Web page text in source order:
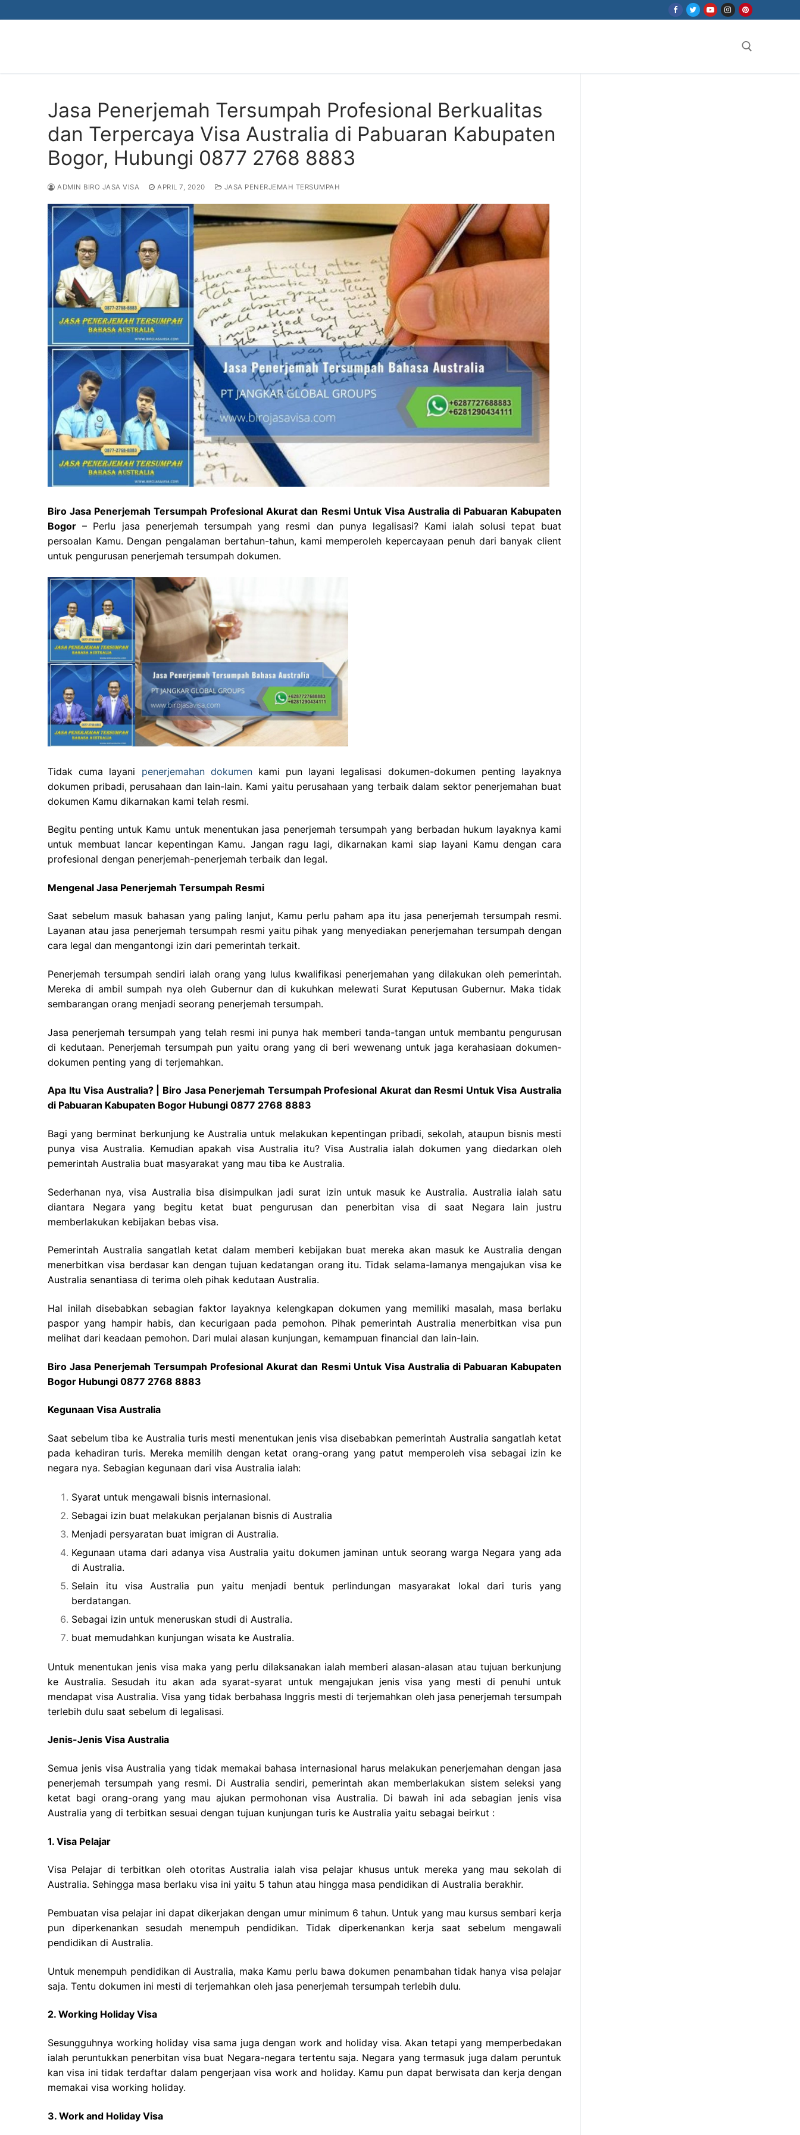
to
Jasa Penerjemah Tersumpah Profesional Berkualitas
dan Terpercaya Visa Australia di Pabuaran Kabupaten
Bogor, Hubungi 0877 2768 8883
ADMIN BIRO JASA VISA APRIL 7, 2020 JASA PENERJEMAH TERSUMPAH
Biro Jasa Penerjemah Tersumpah Profesional Akurat dan Resmi Untuk Visa Australia di Pabuaran Kabupaten
Bogor – Perlu jasa penerjemah tersumpah yang resmi dan punya legalisasi? Kami ialah solusi tepat buat
persoalan Kamu. Dengan pengalaman bertahun-tahun, kami memperoleh kepercayaan penuh dari banyak client
untuk pengurusan penerjemah tersumpah dokumen.
Tidak cuma layani penerjemahan dokumenkami pun layani legalisasi dokumen-dokumen penting layaknya
dokumen pribadi, perusahaan dan lain-lain. Kami yaitu perusahaan yang terbaik dalam sektor penerjemahan buat
dokumen Kamu dikarnakan kami telah resmi.
Begitu penting untuk Kamu untuk menentukan jasa penerjemah tersumpah yang berbadan hukum layaknya kami
untuk membuat lancar kepentingan Kamu. Jangan ragu lagi, dikarnakan kami siap layani Kamu dengan cara
profesional dengan penerjemah-penerjemah terbaik dan legal.
Mengenal Jasa Penerjemah Tersumpah Resmi
Saat sebelum masuk bahasan yang paling lanjut, Kamu perlu paham apa itu jasa penerjemah tersumpah resmi.
Layanan atau jasa penerjemah tersumpah resmi yaitu pihak yang menyediakan penerjemahan tersumpah dengan
cara legal dan mengantongi izin dari pemerintah terkait.
Penerjemah tersumpah sendiri ialah orang yang lulus kwalifikasi penerjemahan yang dilakukan oleh pemerintah.
Mereka di ambil sumpah nya oleh Gubernur dan di kukuhkan melewati Surat Keputusan Gubernur. Maka tidak
sembarangan orang menjadi seorang penerjemah tersumpah.
Jasa penerjemah tersumpah yang telah resmi ini punya hak memberi tanda-tangan untuk membantu pengurusan
di kedutaan. Penerjemah tersumpah pun yaitu orang yang di beri wewenang untuk jaga kerahasiaan dokumen-
dokumen penting yang di terjemahkan.
Apa Itu Visa Australia? | Biro Jasa Penerjemah Tersumpah Profesional Akurat dan Resmi Untuk Visa Australia
di Pabuaran Kabupaten Bogor Hubungi 0877 2768 8883
Bagi yang berminat berkunjung ke Australia untuk melakukan kepentingan pribadi, sekolah, ataupun bisnis mesti
punya visa Australia. Kemudian apakah visa Australia itu? Visa Australia ialah dokumen yang diedarkan oleh
pemerintah Australia buat masyarakat yang mau tiba ke Australia.
Sederhanan nya, visa Australia bisa disimpulkan jadi surat izin untuk masuk ke Australia. Australia ialah satu
diantara Negara yang begitu ketat buat pengurusan dan penerbitan visa di saat Negara lain justru
memberlakukan kebijakan bebas visa.
Pemerintah Australia sangatlah ketat dalam memberi kebijakan buat mereka akan masuk ke Australia dengan
menerbitkan visa berdasar kan dengan tujuan kedatangan orang itu. Tidak selama-lamanya mengajukan visa ke
Australia senantiasa di terima oleh pihak kedutaan Australia.
Hal inilah disebabkan sebagian faktor layaknya kelengkapan dokumen yang memiliki masalah, masa berlaku
paspor yang hampir habis, dan kecurigaan pada pemohon. Pihak pemerintah Australia menerbitkan visa pun
melihat dari keadaan pemohon. Dari mulai alasan kunjungan, kemampuan financial dan lain-lain.
Biro Jasa Penerjemah Tersumpah Profesional Akurat dan Resmi Untuk Visa Australia di Pabuaran Kabupaten
Bogor Hubungi 0877 2768 8883
Kegunaan Visa Australia
Saat sebelum tiba ke Australia turis mesti menentukan jenis visa disebabkan pemerintah Australia sangatlah ketat
pada kehadiran turis. Mereka memilih dengan ketat orang-orang yang patut memperoleh visa sebagai izin ke
negara nya. Sebagian kegunaan dari visa Australia ialah:
Syarat untuk mengawali bisnis internasional.
Sebagai izin buat melakukan perjalanan bisnis di Australia
Menjadi persyaratan buat imigran di Australia.
Kegunaan utama dari adanya visa Australia yaitu dokumen jaminan untuk seorang warga Negara yang ada
di Australia.
Selain itu visa Australia pun yaitu menjadi bentuk perlindungan masyarakat lokal dari turis yang
berdatangan.
Sebagai izin untuk meneruskan studi di Australia.
buat memudahkan kunjungan wisata ke Australia.
Untuk menentukan jenis visa maka yang perlu dilaksanakan ialah memberi alasan-alasan atau tujuan berkunjung
ke Australia. Sesudah itu akan ada syarat-syarat untuk mengajukan jenis visa yang mesti di penuhi untuk
mendapat visa Australia. Visa yang tidak berbahasa Inggris mesti di terjemahkan oleh jasa penerjemah tersumpah
terlebih dulu saat sebelum di legalisasi.
Jenis-Jenis Visa Australia
Semua jenis visa Australia yang tidak memakai bahasa internasional harus melakukan penerjemahan dengan jasa
penerjemah tersumpah yang resmi. Di Australia sendiri, pemerintah akan memberlakukan sistem seleksi yang
ketat bagi orang-orang yang mau ajukan permohonan visa Australia. Di bawah ini ada sebagian jenis visa
Australia yang di terbitkan sesuai dengan tujuan kunjungan turis ke Australia yaitu sebagai beirkut :
1. Visa Pelajar
Visa Pelajar di terbitkan oleh otoritas Australia ialah visa pelajar khusus untuk mereka yang mau sekolah di
Australia. Sehingga masa berlaku visa ini yaitu 5 tahun atau hingga masa pendidikan di Australia berakhir.
Pembuatan visa pelajar ini dapat dikerjakan dengan umur minimum 6 tahun. Untuk yang mau kursus sembari kerja
pun diperkenankan sesudah menempuh pendidikan. Tidak diperkenankan kerja saat sebelum mengawali
pendidikan di Australia.
Untuk menempuh pendidikan di Australia, maka Kamu perlu bawa dokumen penambahan tidak hanya visa pelajar
saja. Tentu dokumen ini mesti di terjemahkan oleh jasa penerjemah tersumpah terlebih dulu.
2. Working Holiday Visa
Sesungguhnya working holiday visa sama juga dengan work and holiday visa. Akan tetapi yang memperbedakan
ialah peruntukkan penerbitan visa buat Negara-negara tertentu saja. Negara yang termasuk juga dalam peruntuk
kan visa ini tidak terdaftar dalam pengerjaan visa work and holiday. Kamu pun dapat berwisata dan kerja dengan
memakai visa working holiday.
3. Work and Holiday Visa